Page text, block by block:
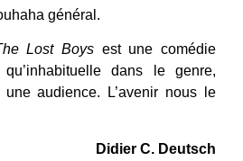
général.
Lost Boys est une comédie
dans le genre,
audience. L’avenir nous le
Didier C. Deutsch